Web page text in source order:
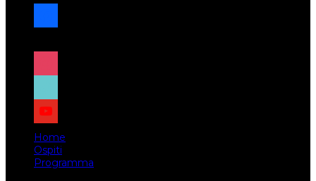
facebook
x
instagram
tiktok
youtube
Home
Ospiti
Programma